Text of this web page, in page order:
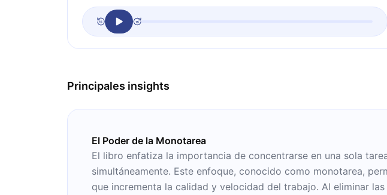
Principales insights
El Poder de la Monotarea
El libro enfatiza la importancia de concentrarse en una sola
simultáneamente. Este enfoque, conocido como monotarea,
que incrementa la calidad y velocidad del trabajo. Al eliminar